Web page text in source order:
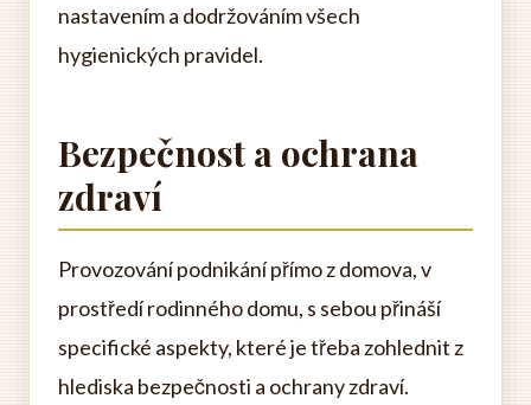
nastavením a dodržováním všech
hygienických pravidel.
Bezpečnost a ochrana
zdraví
Provozování podnikání přímo z domova, v
prostředí rodinného domu, s sebou přináší
specifické aspekty, které je třeba zohlednit z
hlediska bezpečnosti a ochrany zdraví.